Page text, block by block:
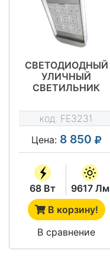
СВЕТОДИОДНЫЙ
УЛИЧНЫЙ
СВЕТИЛЬНИК
ПОБЕДИТЕЛЬ
код: FE3231
Цена: 8 850
68 Вт
9617 Лм
В корзину!
В сравнение